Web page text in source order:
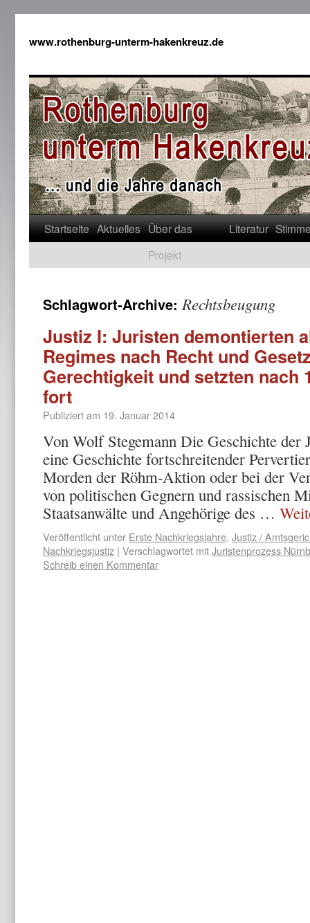
www.rothenburg-unterm-hakenkreuz.de
Startseite Aktuelles Über das
Projekt
Literatur
Schlagwort-Archive:Rechtsbeugung
Justiz I: Juristen demontierten
Regimes nach Recht und
Gerechtigkeit und setzten nach
fort
Publiziert am 19. Januar 2014
Von Wolf Stegemann Die Geschichte
eine Geschichte fortschreitender
Morden der Röhm-Aktion oder bei der
von politischen Gegnern und rassischen
Staatsanwälte und Angehörige des …
Veröffentlicht unter Erste Nachkriegsjahre, Justiz /
Nachkriegsjustiz | Verschlagwortet mitJuristenprozess
Schreib einen Kommentar